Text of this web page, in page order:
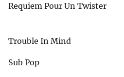
Requiem Pour Un Twister
Trouble In Mind
Sub Pop